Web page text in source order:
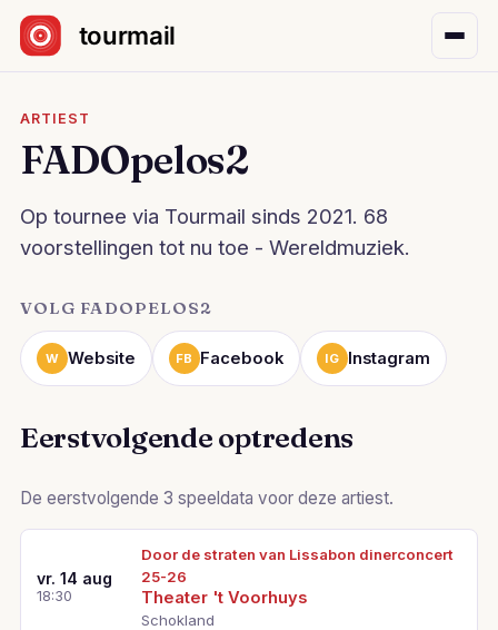
Sla navigatie over
ARTIEST
FADOpelos2
Op tournee via Tourmail sinds 2021. 68
voorstellingen tot nu toe - Wereldmuziek.
VOLG FADOPELOS2
W Website FB Facebook IG Instagram
Eerstvolgende optredens
De eerstvolgende 3 speeldata voor deze artiest.
vr. 14 aug
18:30
Door de straten van Lissabon dinerconcert
25-26
Theater 't Voorhuys
Schokland